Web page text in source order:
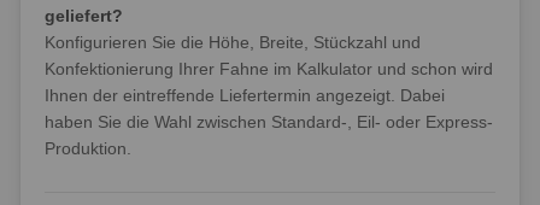
geliefert?
Konfigurieren Sie die Höhe, Breite, Stückzahl und
Konfektionierung Ihrer Fahne im Kalkulator und schon wird
Ihnen der eintreffende Liefertermin angezeigt. Dabei
haben Sie die Wahl zwischen Standard-, Eil- oder Express-
Produktion.